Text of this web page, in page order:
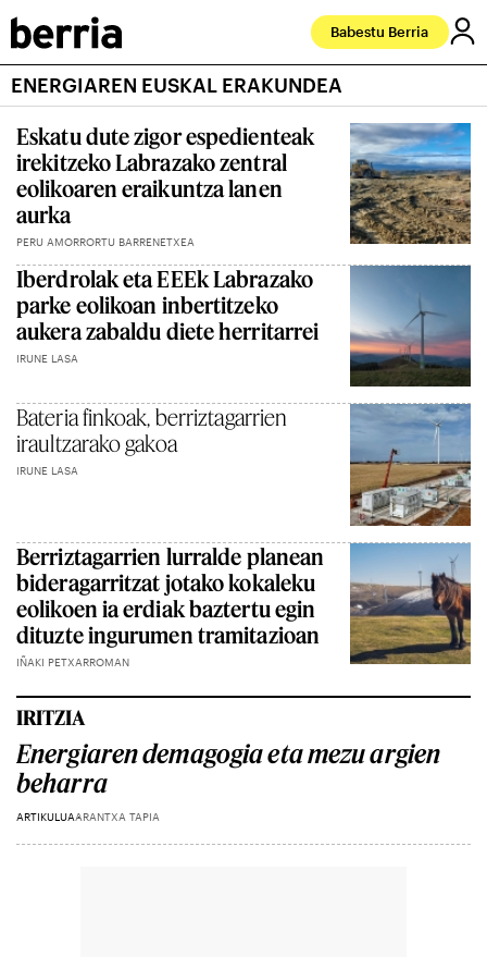
Babestu Berria
ENERGIAREN EUSKAL ERAKUNDEA
Eskatu dute zigor espedienteak
irekitzeko Labrazako zentral
eolikoaren eraikuntza lanen
aurka
PERU AMORRORTU BARRENETXEA
Iberdrolak eta EEEk Labrazako
parke eolikoan inbertitzeko
aukera zabaldu diete herritarrei
IRUNE LASA
Bateria finkoak, berriztagarrien
iraultzarako gakoa
IRUNE LASA
Berriztagarrien lurralde planean
bideragarritzat jotako kokaleku
eolikoen ia erdiak baztertu egin
dituzte ingurumen tramitazioan
IÑAKI PETXARROMAN
IRITZIA
Energiaren demagogia eta mezu argien
beharra
ARTIKULUAARANTXA TAPIA